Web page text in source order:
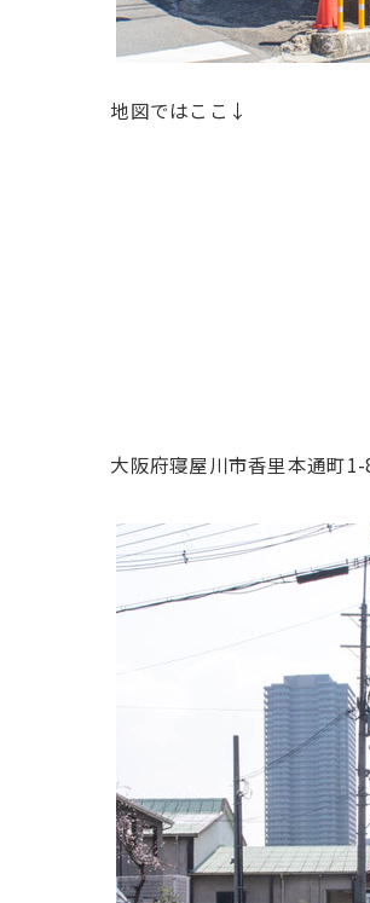
地図ではここ↓
大阪府寝屋川市香里本通町1-